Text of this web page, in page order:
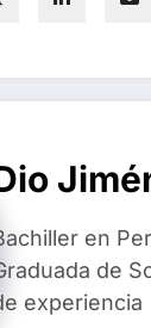
en
de
experiencia